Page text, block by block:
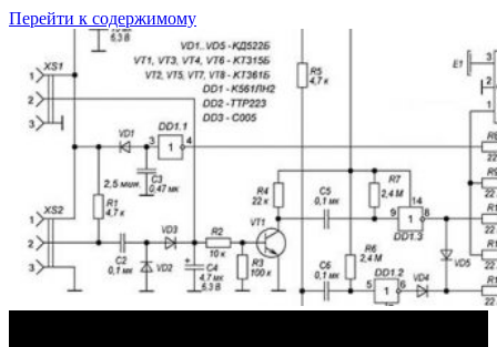
Перейти к содержимому